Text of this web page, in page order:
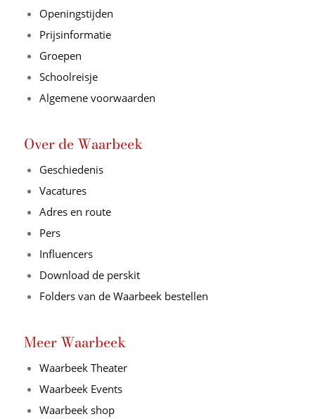
Openingstijden
Prijsinformatie
Groepen
Schoolreisje
Algemene voorwaarden
Over de Waarbeek
Geschiedenis
Vacatures
Adres en route
Pers
Influencers
Download de perskit
Folders van de Waarbeek bestellen
Meer Waarbeek
Waarbeek Theater
Waarbeek Events
Waarbeek shop